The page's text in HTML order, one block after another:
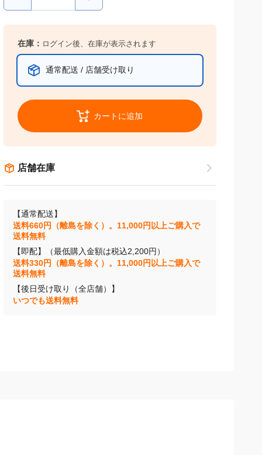
在庫： ログイン後、在庫が表示されます
通常配送 / 店舗受け取り
カートに追加
店舗在庫
【通常配送】
送料660円（離島を除く）。11,000円以上ご購入で
送料無料
【即配】（最低購入金額は税込2,200円）
送料330円（離島を除く）。11,000円以上ご購入で
送料無料
【後日受け取り（全店舗）】